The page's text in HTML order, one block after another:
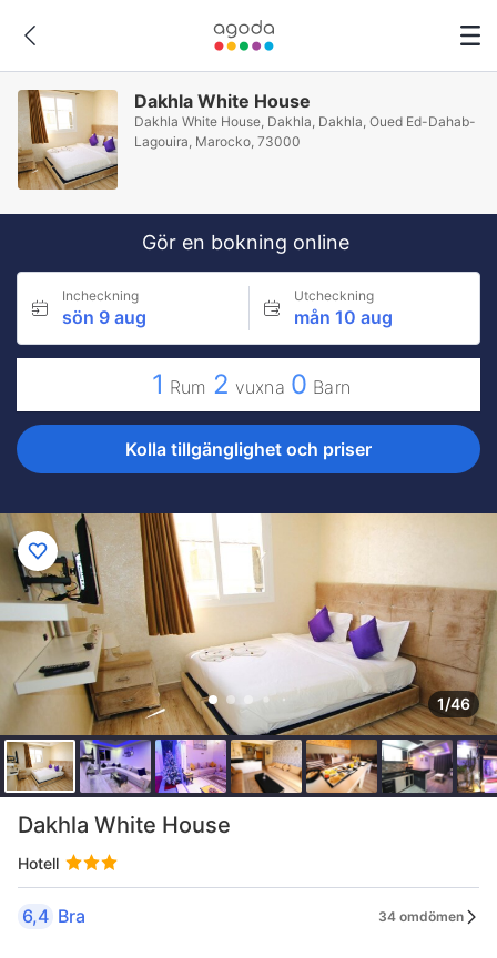
Dakhla White House
Dakhla White House, Dakhla, Dakhla, Oued Ed-Dahab-
Lagouira, Marocko, 73000
Gör en bokning online
Incheckning
sön 9 aug
Utcheckning
mån 10 aug
1 Rum 2 vuxna 0 Barn
Kolla tillgänglighet och priser
1/46
Dakhla White House
Hotell
6,4 Bra 34 omdömen